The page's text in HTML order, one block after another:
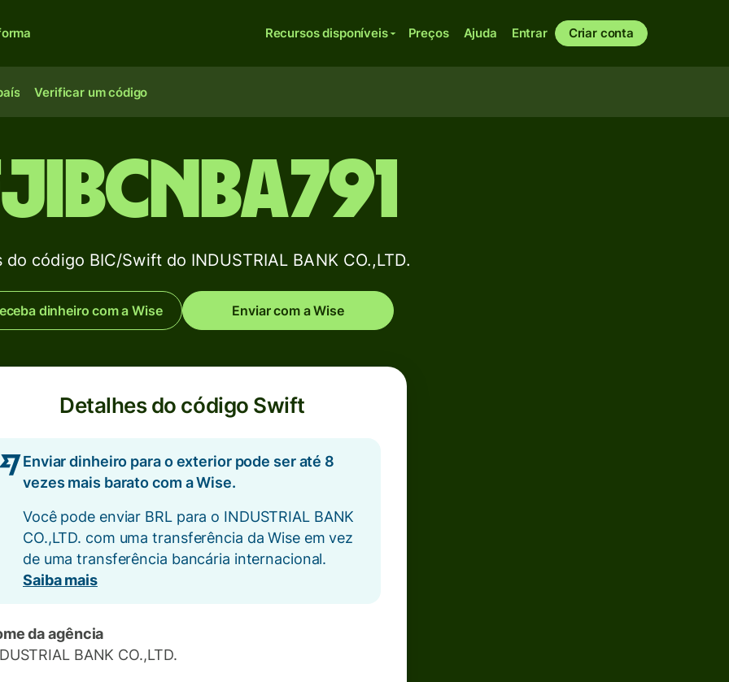
Recursos disponíveis Preços Ajuda Entrar Criar conta
Verificar um código
do código BIC/Swift do INDUSTRIAL BANK CO.,LTD.
dinheiro com a Wise Enviar com a Wise
Detalhes do código Swift
Enviar dinheiro para o exterior pode ser até 8
vezes mais barato com a Wise.
Você pode enviar BRL para o INDUSTRIAL BANK
CO.,LTD. com uma transferência da Wise em vez
de uma transferência bancária internacional.
Saiba mais
da agência
BANK CO.,LTD.